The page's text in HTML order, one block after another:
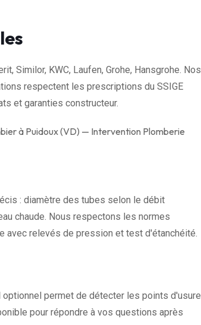
Similor, KWC, Laufen, Grohe, Hansgrohe. Nos
respectent les prescriptions du SSIGE
et garanties constructeur.
: diamètre des tubes selon le débit
chaude. Nous respectons les normes
avec relevés de pression et test d'étanchéité.
permet de détecter les points d'usure
pour répondre à vos questions après